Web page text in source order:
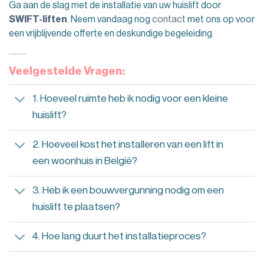
Ga aan de slag met de installatie van uw huislift door
SWIFT-liften. Neem vandaag nog contact met ons op voor
een vrijblijvende offerte en deskundige begeleiding.
Veelgestelde Vragen:
1. Hoeveel ruimte heb ik nodig voor een kleine
huislift?
2. Hoeveel kost het installeren van een lift in
een woonhuis in België?
3. Heb ik een bouwvergunning nodig om een
huislift te plaatsen?
4. Hoe lang duurt het installatieproces?